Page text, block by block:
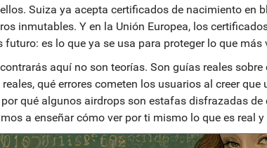
Suiza ya acepta certificados de nacimiento en
inmutables. Y en la Unión Europea, los
futuro: es lo que ya se usa para proteger lo que
aquí no son teorías. Son guías reales
qué errores cometen los usuarios al creer
qué algunos airdrops son estafas disfrazadas
a enseñar cómo ver por ti mismo lo que es real y